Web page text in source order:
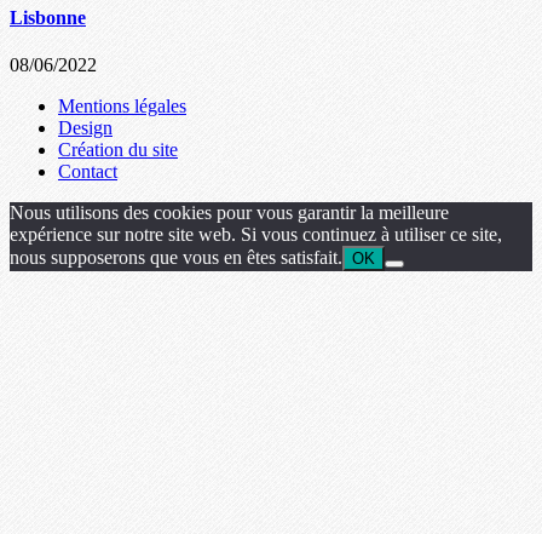
Lisbonne
08/06/2022
Mentions légales
Design
Création du site
Contact
Nous utilisons des cookies pour vous garantir la meilleure
expérience sur notre site web. Si vous continuez à utiliser ce site,
nous supposerons que vous en êtes satisfait. OK